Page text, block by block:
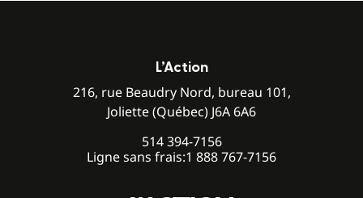
L’Action
216, rue Beaudry Nord, bureau 101,
Joliette (Québec) J6A 6A6
514 394-7156
Ligne sans frais:1 888 767-7156